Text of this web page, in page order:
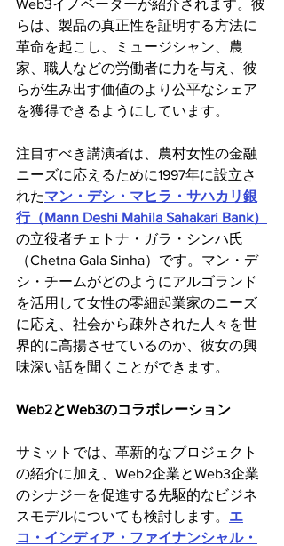
Web3イノベーターが紹介されます。彼
らは、製品の真正性を証明する方法に
革命を起こし、ミュージシャン、農
家、職人などの労働者に力を与え、彼
らが生み出す価値のより公平なシェア
を獲得できるようにしています。
注目すべき講演者は、農村女性の金融
ニーズに応えるために1997年に設立さ
れたマン・デシ・マヒラ・サハカリ銀
行（Mann Deshi Mahila Sahakari Bank）
の立役者チェトナ・ガラ・シンハ氏
（Chetna Gala Sinha）です。マン・デ
シ・チームがどのようにアルゴランド
を活用して女性の零細起業家のニーズ
に応え、社会から疎外された人々を世
界的に高揚させているのか、彼女の興
味深い話を聞くことができます。
Web2とWeb3のコラボレーション
サミットでは、革新的なプロジェクト
の紹介に加え、Web2企業とWeb3企業
のシナジーを促進する先駆的なビジネ
スモデルについても検討します。 エ
コ・インディア・ファイナンシャル・